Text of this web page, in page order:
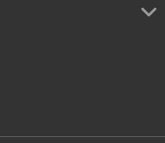
alle gole dell'Alcantara